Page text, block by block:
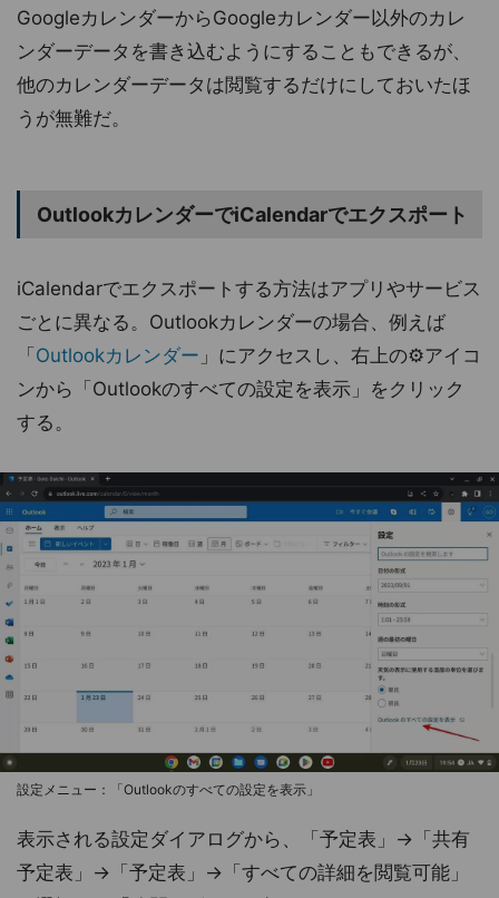
GoogleカレンダーからGoogleカレンダー以外のカレ
ンダーデータを書き込むようにすることもできるが、
他のカレンダーデータは閲覧するだけにしておいたほ
うが無難だ。
OutlookカレンダーでiCalendarでエクスポート
iCalendarでエクスポートする方法はアプリやサービス
ごとに異なる。Outlookカレンダーの場合、例えば
「 Outlookカレンダー 」にアクセスし、右上の⚙アイコ
ンから「Outlookのすべての設定を表示」をクリック
する。
設定メニュー：「Outlookのすべての設定を表示」
表示される設定ダイアログから、「予定表」→「共有
予定表」→「予定表」→「すべての詳細を閲覧可能」